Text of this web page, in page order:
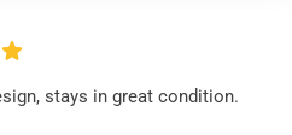
stays in great condition.